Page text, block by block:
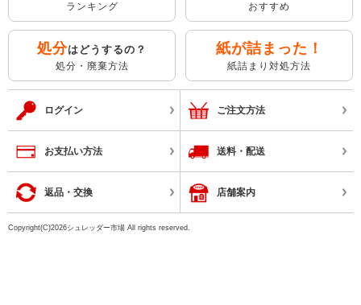
ランキング おすすめ
処分はどうするの？
処分・廃棄方法
紙が詰まった！
紙詰まり対処方法
ログイン ご注文方法
お支払い方法 送料・配送
返品・交換 店舗案内
Copyright(C)2026シュレッダー市場 All rights reserved.